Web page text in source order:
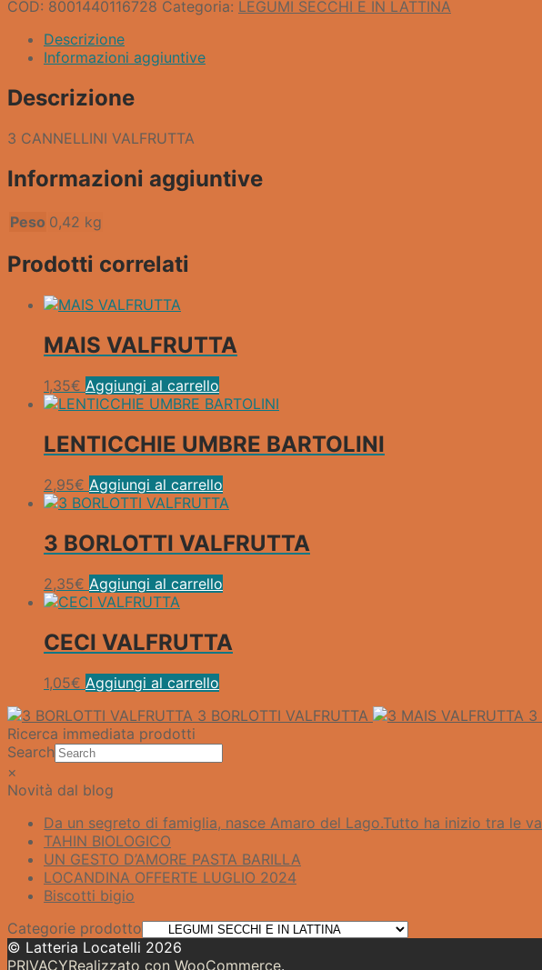
COD: 8001440116728 Categoria: LEGUMI SECCHI E IN LATTINA
Descrizione
Informazioni aggiuntive
Descrizione
3 CANNELLINI VALFRUTTA
Informazioni aggiuntive
Peso 0,42 kg
Prodotti correlati
MAIS VALFRUTTA
1,35€ Aggiungi al carrello
LENTICCHIE UMBRE BARTOLINI
2,95€ Aggiungi al carrello
3 BORLOTTI VALFRUTTA
2,35€ Aggiungi al carrello
CECI VALFRUTTA
1,05€ Aggiungi al carrello
3 BORLOTTI VALFRUTTA
3
Ricerca immediata prodotti
Search
×
Novità dal blog
Da un segreto di famiglia, nasce Amaro del Lago.​Tutto ha inizio tra le
TAHIN BIOLOGICO
UN GESTO D’AMORE PASTA BARILLA
LOCANDINA OFFERTE LUGLIO 2024
Biscotti bigio
Categorie prodotto
© Latteria Locatelli 2026
PRIVACYRealizzato con WooCommerce.